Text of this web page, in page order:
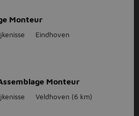
Monteur
Eindhoven
Monteur
Veldhoven (6 km)